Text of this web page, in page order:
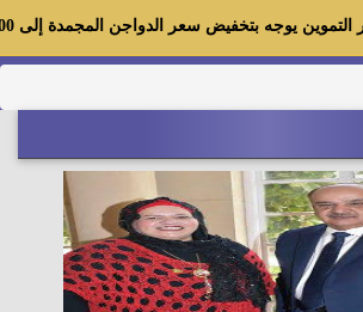
بتخفيض سعر الدواجن المجمدة إلى 100 جنيه للكيلو بالمجمعات الاستهلاكية ومعارض «أهلاً رمضان»